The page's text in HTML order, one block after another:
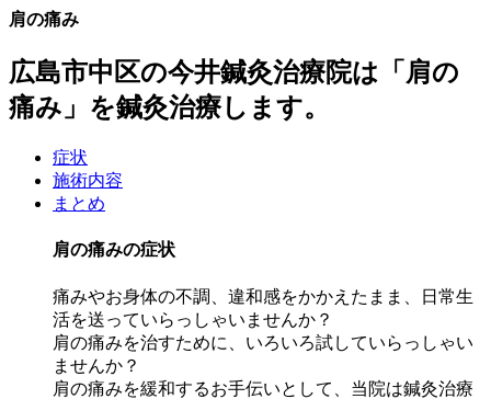
肩の痛み
広島市中区の今井鍼灸治療院は「肩の
痛み」を鍼灸治療します。
症状
施術内容
まとめ
肩の痛みの症状
痛みやお身体の不調、違和感をかかえたまま、日常生
活を送っていらっしゃいませんか？
肩の痛みを治すために、いろいろ試していらっしゃい
ませんか？
肩の痛みを緩和するお手伝いとして、当院は鍼灸治療